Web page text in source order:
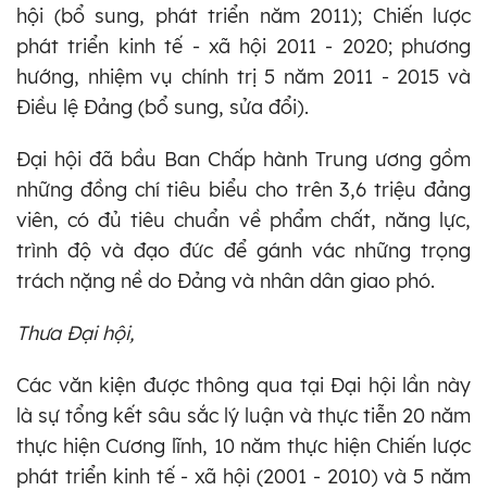
hội (bổ sung, phát triển năm 2011); Chiến lược
phát triển kinh tế - xã hội 2011 - 2020; phương
hướng, nhiệm vụ chính trị 5 năm 2011 - 2015 và
Điều lệ Đảng (bổ sung, sửa đổi).
Đại hội đã bầu Ban Chấp hành Trung ương gồm
những đồng chí tiêu biểu cho trên 3,6 triệu đảng
viên, có đủ tiêu chuẩn về phẩm chất, năng lực,
trình độ và đạo đức để gánh vác những trọng
trách nặng nề do Đảng và nhân dân giao phó.
Thưa Đại hội,
Các văn kiện được thông qua tại Đại hội lần này
là sự tổng kết sâu sắc lý luận và thực tiễn 20 năm
thực hiện Cương lĩnh, 10 năm thực hiện Chiến lược
phát triển kinh tế - xã hội (2001 - 2010) và 5 năm